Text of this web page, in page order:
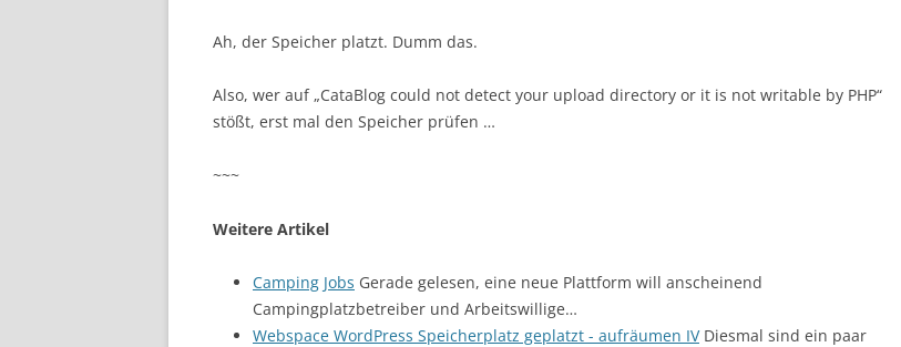
Ah, der Speicher platzt. Dumm das.
Also, wer auf „CataBlog could not detect your upload directory or it is not writable by PHP“
stößt, erst mal den Speicher prüfen …
~~~
Weitere Artikel
Camping Jobs Gerade gelesen, eine neue Plattform will anscheinend
Campingplatzbetreiber und Arbeitswillige…
Webspace WordPress Speicherplatz geplatzt - aufräumen IVDiesmal sind ein paar